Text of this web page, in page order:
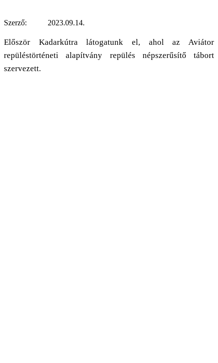
Szerző: 2023.09.14.
Először Kadarkútra látogatunk el, ahol az Aviátor
repüléstörténeti alapítvány repülés népszerűsítő tábort
szervezett.